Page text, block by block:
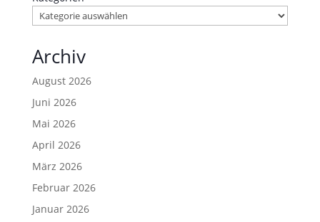
Archiv
August 2026
Juni 2026
Mai 2026
April 2026
März 2026
Februar 2026
Januar 2026